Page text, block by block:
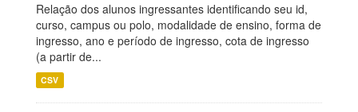
Relação dos alunos ingressantes identificando seu id,
curso, campus ou polo, modalidade de ensino, forma de
ingresso, ano e período de ingresso, cota de ingresso
(a partir de...
CSV